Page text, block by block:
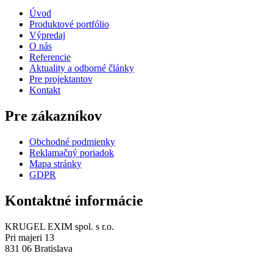
Úvod
Produktové portfólio
Výpredaj
O nás
Referencie
Aktuality a odborné články
Pre projektantov
Kontakt
Pre zákazníkov
Obchodné podmienky
Reklamačný poriadok
Mapa stránky
GDPR
Kontaktné informácie
KRUGEL EXIM spol. s r.o.
Pri majeri 13
831 06 Bratislava